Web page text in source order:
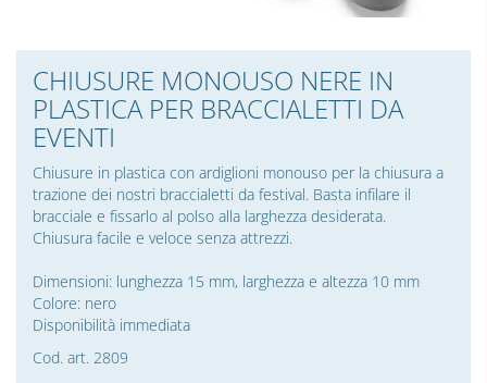
CHIUSURE MONOUSO NERE IN
PLASTICA PER BRACCIALETTI DA
EVENTI
Chiusure in plastica con ardiglioni monouso per la chiusura a
trazione dei nostri braccialetti da festival. Basta infilare il
bracciale e fissarlo al polso alla larghezza desiderata.
Chiusura facile e veloce senza attrezzi.
Dimensioni: lunghezza 15 mm, larghezza e altezza 10 mm
Colore: nero
Disponibilità immediata
Cod. art. 2809